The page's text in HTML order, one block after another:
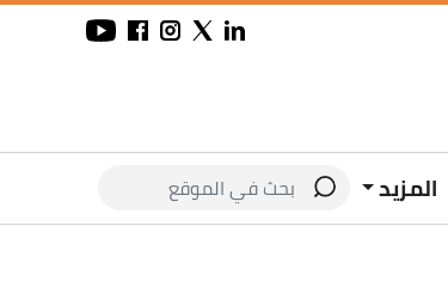
المزيد